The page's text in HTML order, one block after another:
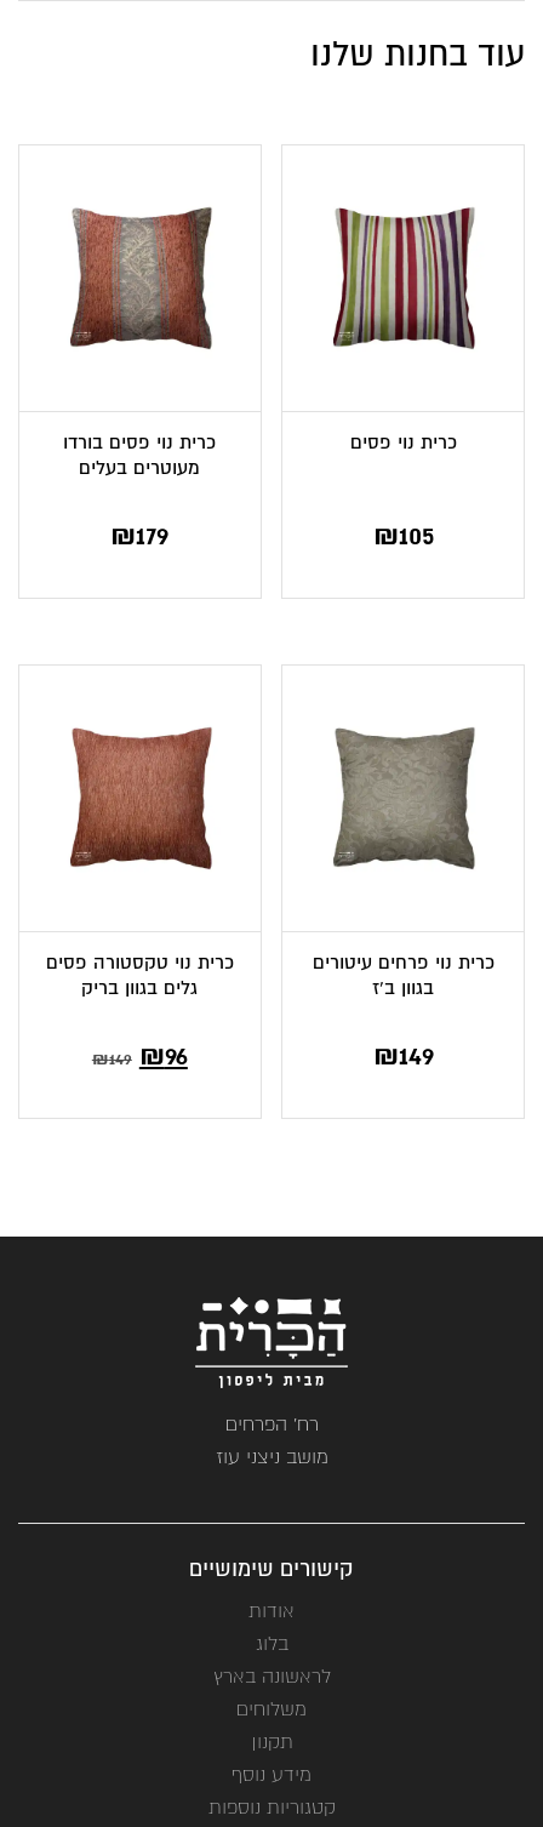
עוד בחנות שלנו
כרית נוי פסים
₪105
כרית נוי פסים בורדו
מעוטרים בעלים
₪179
כרית נוי פרחים עיטורים
בגוון ב’ז
₪149
כרית נוי טקסטורה פסים
גלים בגוון בריק
₪149 המחיר
₪96המחיר
רח' הפרחים
מושב ניצני עוז
קישורים שימושיים
אודות
בלוג
לראשונה בארץ
משלוחים
תקנון
מידע נוסף
קטגוריות נוספות